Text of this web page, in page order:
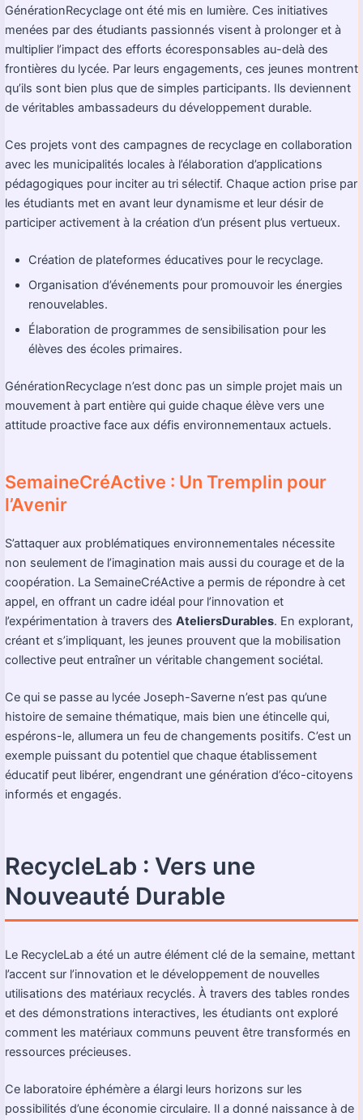
GénérationRecyclage ont été mis en lumière. Ces initiatives
menées par des étudiants passionnés visent à prolonger et à
multiplier l’impact des efforts écoresponsables au-delà des
frontières du lycée. Par leurs engagements, ces jeunes montrent
qu’ils sont bien plus que de simples participants. Ils deviennent
de véritables ambassadeurs du développement durable.
Ces projets vont des campagnes de recyclage en collaboration
avec les municipalités locales à l’élaboration d’applications
pédagogiques pour inciter au tri sélectif. Chaque action prise par
les étudiants met en avant leur dynamisme et leur désir de
participer activement à la création d’un présent plus vertueux.
Création de plateformes éducatives pour le recyclage.
Organisation d’événements pour promouvoir les énergies
renouvelables.
Élaboration de programmes de sensibilisation pour les
élèves des écoles primaires.
GénérationRecyclage n’est donc pas un simple projet mais un
mouvement à part entière qui guide chaque élève vers une
attitude proactive face aux défis environnementaux actuels.
SemaineCréActive : Un Tremplin pour
l’Avenir
S’attaquer aux problématiques environnementales nécessite
non seulement de l’imagination mais aussi du courage et de la
coopération. La SemaineCréActive a permis de répondre à cet
appel, en offrant un cadre idéal pour l’innovation et
l’expérimentation à travers des AteliersDurables. En explorant,
créant et s’impliquant, les jeunes prouvent que la mobilisation
collective peut entraîner un véritable changement sociétal.
Ce qui se passe au lycée Joseph-Saverne n’est pas qu’une
histoire de semaine thématique, mais bien une étincelle qui,
espérons-le, allumera un feu de changements positifs. C’est un
exemple puissant du potentiel que chaque établissement
éducatif peut libérer, engendrant une génération d’éco-citoyens
informés et engagés.
RecycleLab : Vers une
Nouveauté Durable
Le RecycleLab a été un autre élément clé de la semaine, mettant
l’accent sur l’innovation et le développement de nouvelles
utilisations des matériaux recyclés. À travers des tables rondes
et des démonstrations interactives, les étudiants ont exploré
comment les matériaux communs peuvent être transformés en
ressources précieuses.
Ce laboratoire éphémère a élargi leurs horizons sur les
possibilités d’une économie circulaire. Il a donné naissance à de